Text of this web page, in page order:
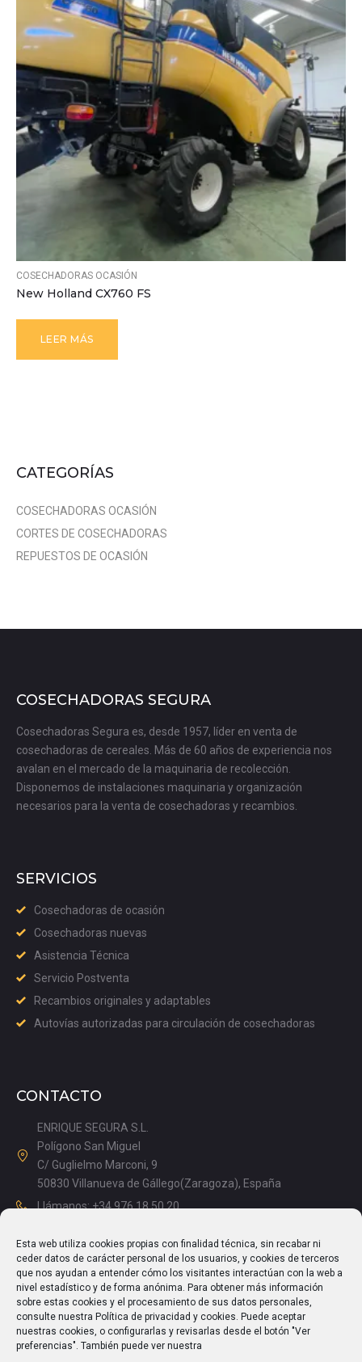
Esta web utiliza cookies propias con finalidad técnica, sin recabar ni
ceder datos de carácter personal de los usuarios, y cookies de terceros
que nos ayudan a entender cómo los visitantes interactúan con la web a
nivel estadístico y de forma anónima. Para obtener más información
sobre estas cookies y el procesamiento de sus datos personales,
consulte nuestra Política de privacidad y cookies. Puede aceptar
nuestras cookies, o configurarlas y revisarlas desde el botón "Ver
preferencias". También puede ver nuestra
COSECHADORAS OCASIÓN
New Holland CX760 FS
LEER MÁS
CATEGORÍAS
COSECHADORAS OCASIÓN
CORTES DE COSECHADORAS
REPUESTOS DE OCASIÓN
COSECHADORAS SEGURA
Cosechadoras Segura es, desde 1957, líder en venta de
cosechadoras de cereales. Más de 60 años de experiencia nos
avalan en el mercado de la maquinaria de recolección.
Disponemos de instalaciones maquinaria y organización
necesarios para la venta de cosechadoras y recambios.
SERVICIOS
Cosechadoras de ocasión
Cosechadoras nuevas
Asistencia Técnica
Servicio Postventa
Recambios originales y adaptables
Autovías autorizadas para circulación de cosechadoras
CONTACTO
ENRIQUE SEGURA S.L.
Polígono San Miguel
C/ Guglielmo Marconi, 9
50830 Villanueva de Gállego(Zaragoza), España
Llámanos: +34 976 18 50 20
Tardes: 14.00 – 17.15
info@enriquesegura.com
TEXTOS LEGALES